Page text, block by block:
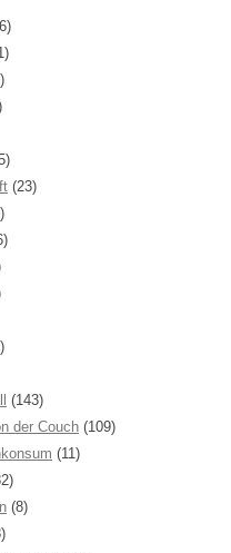
(23)
(143)
der Couch (109)
(11)
(8)